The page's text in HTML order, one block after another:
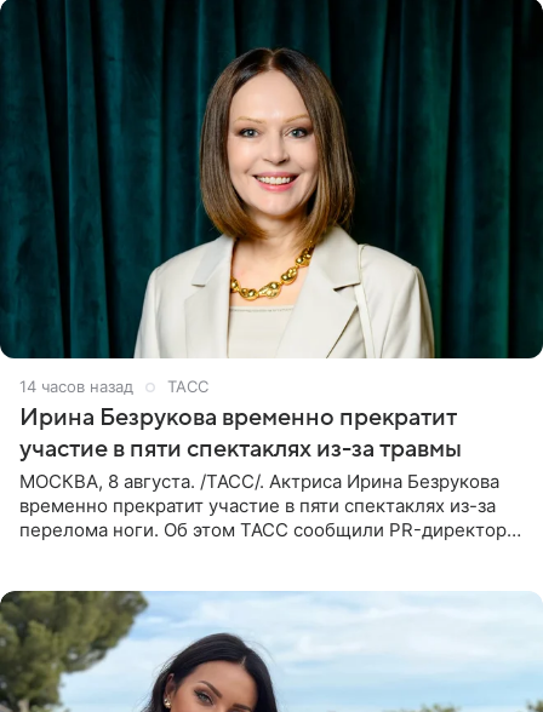
14 часов назад ТАСС
Ирина Безрукова временно прекратит
участие в пяти спектаклях из-за травмы
МОСКВА, 8 августа. /ТАСС/. Актриса Ирина Безрукова
временно прекратит участие в пяти спектаклях из-за
перелома ноги. Об этом ТАСС сообщили PR-директор